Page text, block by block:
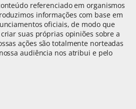
referenciado em organismos
informações com base em
oficiais, de modo que
suas próprias opiniões sobre a
ações são totalmente norteadas
audiência nos atribui e pelo